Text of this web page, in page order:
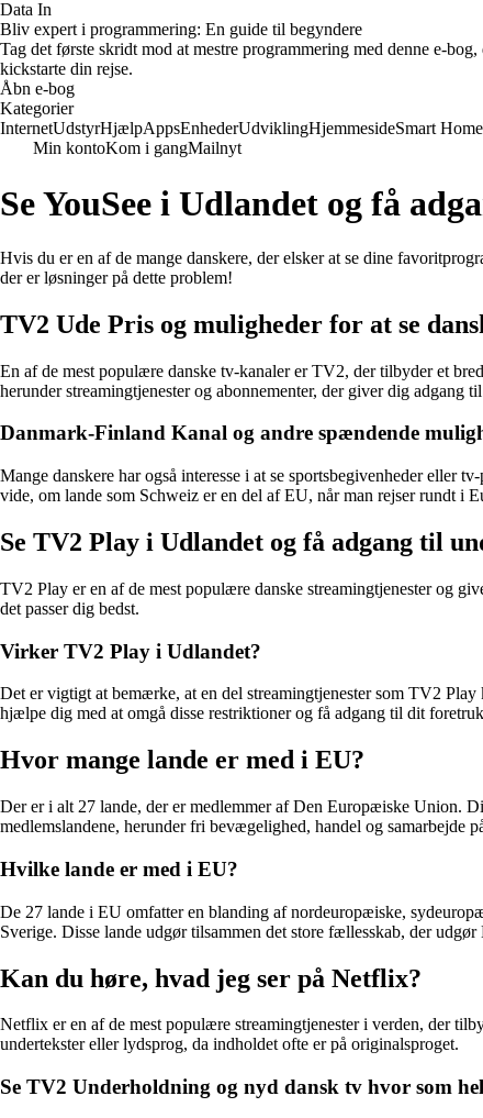
Data In
Bliv expert i programmering: En guide til begyndere
Tag det første skridt mod at mestre programmering med denne e-
kickstarte din rejse.
Åbn e-bog
Kategorier
InternetUdstyrHjælpAppsEnhederUdviklingHjemmesideSmart Home
Min kontoKom i gangMailnyt
Se YouSee i Udlandet og få
Hvis du er en af de mange danskere, der elsker at se dine
der er løsninger på dette problem!
TV2 Ude Pris og muligheder for at se
En af de mest populære danske tv-kanaler er TV2, der tilbyder et
herunder streamingtjenester og abonnementer, der giver dig
Danmark-Finland Kanal og andre spændende
Mange danskere har også interesse i at se sportsbegivenheder
vide, om lande som Schweiz er en del af EU, når man rejser rundt i
Se TV2 Play i Udlandet og få adgang til
TV2 Play er en af de mest populære danske streamingtjenester og
det passer dig bedst.
Virker TV2 Play i Udlandet?
Det er vigtigt at bemærke, at en del streamingtjenester som TV2
hjælpe dig med at omgå disse restriktioner og få adgang til dit
Hvor mange lande er med i EU?
Der er i alt 27 lande, der er medlemmer af Den Europæiske Union.
medlemslandene, herunder fri bevægelighed, handel og samarbejde
Hvilke lande er med i EU?
De 27 lande i EU omfatter en blanding af nordeuropæiske,
Sverige. Disse lande udgør tilsammen det store fællesskab, der udgør
Kan du høre, hvad jeg ser på Netflix?
Netflix er en af de mest populære streamingtjenester i verden, der
undertekster eller lydsprog, da indholdet ofte er på originalsproget.
Se TV2 Underholdning og nyd dansk tv hvor som